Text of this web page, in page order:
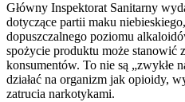
Główny Inspektorat Sanitarny
dotyczące partii maku
dopuszczalnego poziomu
spożycie produktu może stanowić
konsumentów. To nie są „zwykłe
działać na organizm jak opioidy,
zatrucia narkotykami.